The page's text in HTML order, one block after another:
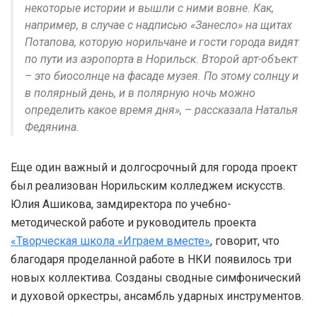
некоторые истории и вышли с ними вовне. Как,
например, в случае с надписью «Занесло» на щитах
Потапова, которую норильчане и гости города видят
по пути из аэропорта в Норильск. Второй арт-объект
– это биосолнце на фасаде музея. По этому солнцу и
в полярный день, и в полярную ночь можно
определить какое время дня», – рассказала Наталья
Федянина.
Еще один важный и долгосрочный для города проект
был реализован Норильским колледжем искусств.
Юлия Ашикова, замдиректора по учебно-
методической работе и руководитель проекта
«Творческая школа «Играем вместе», говорит, что
благодаря проделанной работе в НКИ появилось три
новых коллектива. Созданы сводные симфонический
и духовой оркестры, ансамбль ударных инструментов.